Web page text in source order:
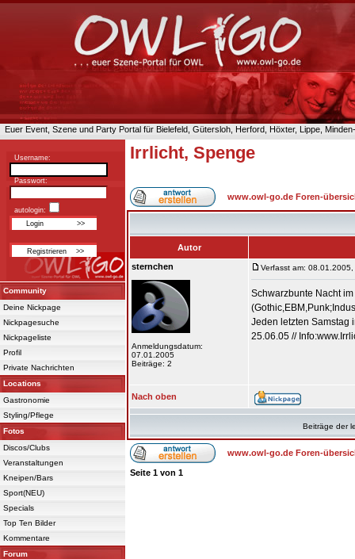
Euer Event, Szene und Party Portal für Bielefeld, Gütersloh, Herford, Höxter, Lippe,
Username:
Passwort:
autologin:
Community
Deine Nickpage
Nickpagesuche
Nickpageliste
Profil
Private Nachrichten
Locations
Gastronomie
Styling/Pflege
Fotos
Discos/Clubs
Veranstaltungen
Kneipen/Bars
Sport(NEU)
Specials
Top Ten Bilder
Kommentare
Forum
Irrlicht, Spenge
www.owl-go.de Foren-
Autor
sternchen
Anmeldungsdatum:
07.01.2005
Beiträge: 2
Verfasst am:
Schwarzbunte Nacht
Jeden letzten Samstag
25.06.05 //
Nach oben
Beiträge der
www.owl-go.de Foren-
Seite 1 von 1